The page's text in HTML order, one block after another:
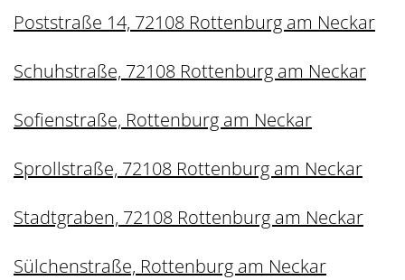
Poststraße 14, 72108 Rottenburg am Neckar
Schuhstraße, 72108 Rottenburg am Neckar
Sofienstraße, Rottenburg am Neckar
Sprollstraße, 72108 Rottenburg am Neckar
Stadtgraben, 72108 Rottenburg am Neckar
Sülchenstraße, Rottenburg am Neckar